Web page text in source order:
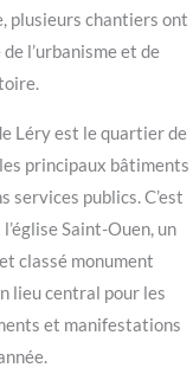
plusieurs chantiers ont
l’urbanisme et de
Léry est le quartier de
principaux bâtiments
publics. C’est
Saint-Ouen, un
classé monument
lieu central pour les
et manifestations